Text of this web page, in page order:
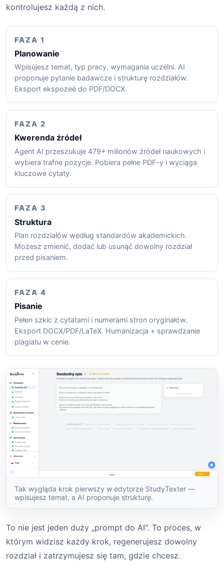
kontrolujesz każdą z nich.
FAZA 1
Planowanie
Wpisujesz temat, typ pracy, wymagania uczelni. AI
proponuje pytanie badawcze i strukturę rozdziałów.
Eksport ekspozeé do PDF/DOCX.
FAZA 2
Kwerenda źródeł
Agent AI przeszukuje 479+ milionów źródeł naukowych i
wybiera trafne pozycje. Pobiera pełne PDF-y i wyciąga
kluczowe cytaty.
FAZA 3
Struktura
Plan rozdziałów według standardów akademickich.
Możesz zmienić, dodać lub usunąć dowolny rozdział
przed pisaniem.
FAZA 4
Pisanie
Pełen szkic z cytatami i numerami stron oryginałów.
Eksport DOCX/PDF/LaTeX. Humanizacja + sprawdzanie
plagiatu w cenie.
Tak wygląda krok pierwszy w edytorze StudyTexter —
wpisujesz temat, a AI proponuje strukturę.
To nie jest jeden duży „prompt do AI". To proces, w
którym widzisz każdy krok, regenerujesz dowolny
rozdział i zatrzymujesz się tam, gdzie chcesz.